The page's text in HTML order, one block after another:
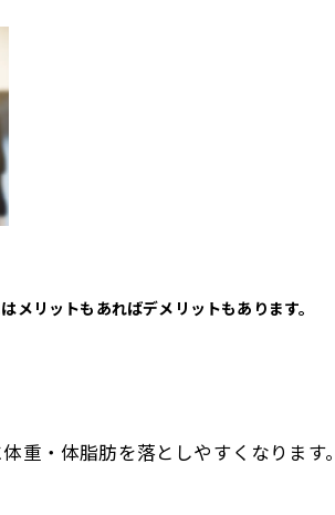
メリットもあればデメリットもあります。
重・体脂肪を落としやすくなります。